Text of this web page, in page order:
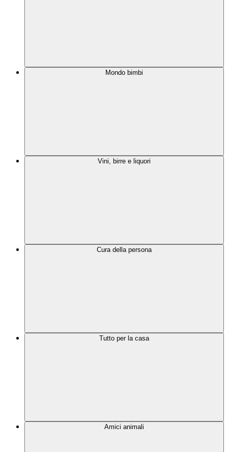
Mondo bimbi
Vini, birre e liquori
Cura della persona
Tutto per la casa
Amici animali